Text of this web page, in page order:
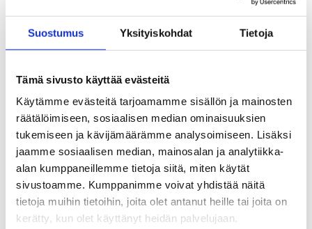
Suostumus Yksityiskohdat Tietoja
Tämä sivusto käyttää evästeitä
Käytämme evästeitä tarjoamamme sisällön ja mainosten
räätälöimiseen, sosiaalisen median ominaisuuksien
tukemiseen ja kävijämäärämme analysoimiseen. Lisäksi
jaamme sosiaalisen median, mainosalan ja analytiikka-
alan kumppaneillemme tietoja siitä, miten käytät
sivustoamme. Kumppanimme voivat yhdistää näitä
tietoja muihin tietoihin, joita olet antanut heille tai joita on
kerätty, kun olet käyttänyt heidän palvelujaan.
Katsomme, että olet saanut
tiedon päätöksestä viimeistään 7.
päivänä sen jälkeen, kun olemme
postittaneet päätöksen
ilmoittamaasi osoitteeseen.
Toimita valitus
työttömyyskassaan
mahdollisimman pian, jotta se ei
myöhästyisi. Sosiaaliturva-